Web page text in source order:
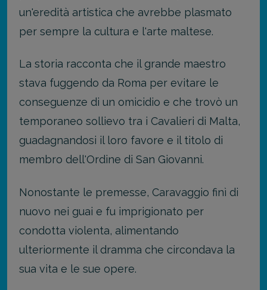
un'eredità artistica che avrebbe plasmato
per sempre la cultura e l'arte maltese.
La storia racconta che il grande maestro
stava fuggendo da Roma per evitare le
conseguenze di un omicidio e che trovò un
temporaneo sollievo tra i Cavalieri di Malta,
guadagnandosi il loro favore e il titolo di
membro dell'Ordine di San Giovanni.
Nonostante le premesse, Caravaggio finì di
nuovo nei guai e fu imprigionato per
condotta violenta, alimentando
ulteriormente il dramma che circondava la
sua vita e le sue opere.